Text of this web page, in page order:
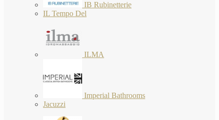
IB Rubinetterie
IL Tempo Del
ILMA
Imperial Bathrooms
Jacuzzi